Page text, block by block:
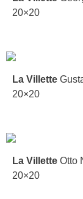
20×20
La Villette
20×20
La Villette Otto
20×20